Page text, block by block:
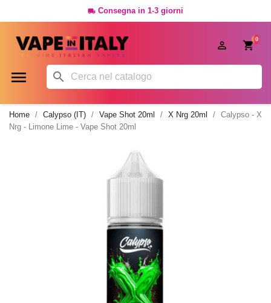
 Consegna in 1-3 giorni
0

 
Home Calypso (IT) Vape Shot 20ml X Nrg 20ml
Calypso - X
Nrg - Limone Lime - Vape Shot 20ml